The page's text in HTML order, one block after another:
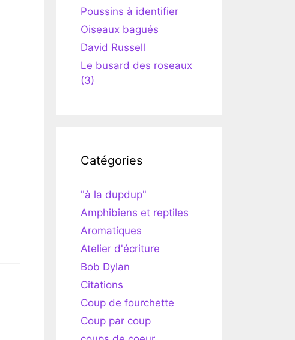
Poussins à identifier
Oiseaux bagués
David Russell
Le busard des roseaux
(3)
Catégories
"à la dupdup"
Amphibiens et reptiles
Aromatiques
Atelier d'écriture
Bob Dylan
Citations
Coup de fourchette
Coup par coup